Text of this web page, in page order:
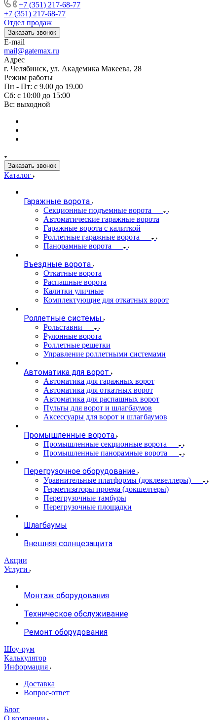
+7 (351) 217-68-77
+7 (351) 217-68-77
Отдел продаж
Заказать звонок
E-mail
mail@gatemax.ru
Адрес
г. Челябинск, ул. Академика Макеева, 28
Режим работы
Пн - Пт: с 9.00 до 19.00
Сб: с 10:00 до 15:00
Вс: выходной
Заказать звонок
Каталог
Гаражные ворота
Секционные подъемные ворота
Автоматические гаражные ворота
Гаражные ворота с калиткой
Роллетные гаражные ворота
Панорамные ворота
Въездные ворота
Откатные ворота
Распашные ворота
Калитки уличные
Комплектующие для откатных ворот
Роллетные системы
Рольставни
Рулонные ворота
Роллетные решетки
Управление роллетными системами
Автоматика для ворот
Автоматика для гаражных ворот
Автоматика для откатных ворот
Автоматика для распашных ворот
Пульты для ворот и шлагбаумов
Аксессуары для ворот и шлагбаумов
Промышленные ворота
Промышленные секционные ворота
Промышленные панорамные ворота
Перегрузочное оборудование
Уравнительные платформы (доклевеллеры)
Герметизаторы проема (докшелтеры)
Перегрузочные тамбуры
Перегрузочные площадки
Шлагбаумы
Внешняя солнцезащита
Акции
Услуги
Монтаж оборудования
Техническое обслуживание
Ремонт оборудования
Шоу-рум
Калькулятор
Информация
Доставка
Вопрос-ответ
Блог
О компании